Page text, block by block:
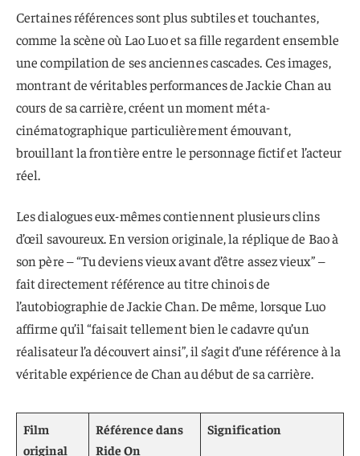
Certaines références sont plus subtiles et touchantes,
comme la scène où Lao Luo et sa fille regardent ensemble
une compilation de ses anciennes cascades. Ces images,
montrant de véritables performances de Jackie Chan au
cours de sa carrière, créent un moment méta-
cinématographique particulièrement émouvant,
brouillant la frontière entre le personnage fictif et l’acteur
réel.
Les dialogues eux-mêmes contiennent plusieurs clins
d’œil savoureux. En version originale, la réplique de Bao à
son père – “Tu deviens vieux avant d’être assez vieux” –
fait directement référence au titre chinois de
l’autobiographie de Jackie Chan. De même, lorsque Luo
affirme qu’il “faisait tellement bien le cadavre qu’un
réalisateur l’a découvert ainsi”, il s’agit d’une référence à la
véritable expérience de Chan au début de sa carrière.
Film
original
Référence dans
Ride On
Signification